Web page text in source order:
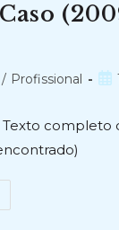
/ Profissional
Texto completo